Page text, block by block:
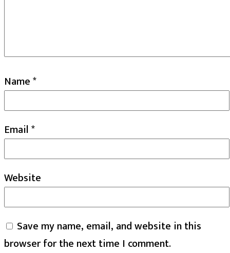
Name*
Email*
Website
Save my name, email, and website in this
browser for the next time I comment.